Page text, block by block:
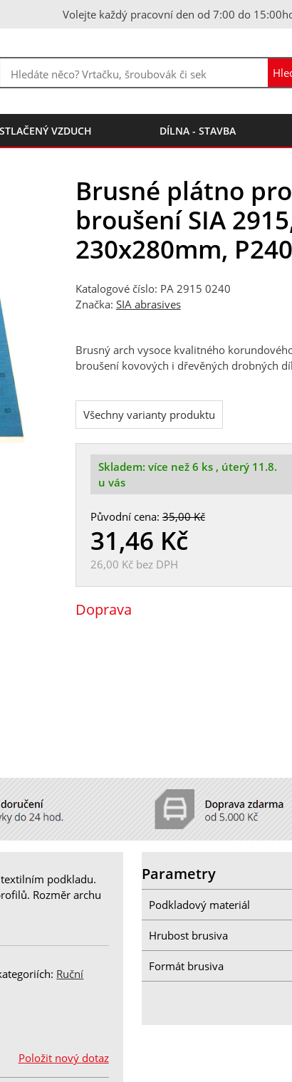
Volejte každý pracovní den od 7:00 do
STLAČENÝ VZDUCH DÍLNA - STAVBA
Brusné plátno
broušení SIA
230x280mm, P240
Katalogové číslo: PA 2915 0240
Značka: SIA abrasives
Brusný arch vysoce kvalitného
broušení kovových i dřevěných drobných
Všechny varianty produktu
Skladem: více než 6 ks , úterý 11.8.
u vás
Původní cena:35,00 Kč
31,46 Kč
26,00 Kčbez DPH
Doprava
podkladu.
Rozměr archu
Ruční
Parametry
Podkladový materiál
Hrubost brusiva
Formát brusiva
Položit nový dotaz